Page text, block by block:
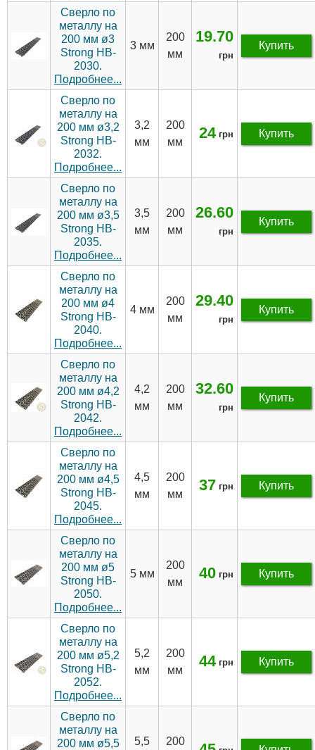
Сверло по
металлу на
200 мм ø3
Strong HB-
2030.
Подробнее...
3 мм
200
мм
19.70
грн
Купить
Сверло по
металлу на
200 мм ø3,2
Strong HB-
2032.
Подробнее...
3,2
мм
200
мм
24 грн Купить
Сверло по
металлу на
200 мм ø3,5
Strong HB-
2035.
Подробнее...
3,5
мм
200
мм
26.60
грн
Купить
Сверло по
металлу на
200 мм ø4
Strong HB-
2040.
Подробнее...
4 мм
200
мм
29.40
грн
Купить
Сверло по
металлу на
200 мм ø4,2
Strong HB-
2042.
Подробнее...
4,2
мм
200
мм
32.60
грн
Купить
Сверло по
металлу на
200 мм ø4,5
Strong HB-
2045.
Подробнее...
4,5
мм
200
мм
37 грн Купить
Сверло по
металлу на
200 мм ø5
Strong HB-
2050.
Подробнее...
5 мм
200
мм
40 грн Купить
Сверло по
металлу на
200 мм ø5,2
Strong HB-
2052.
Подробнее...
5,2
мм
200
мм
44 грн Купить
Сверло по
металлу на
200 мм ø5,5
5,5 200